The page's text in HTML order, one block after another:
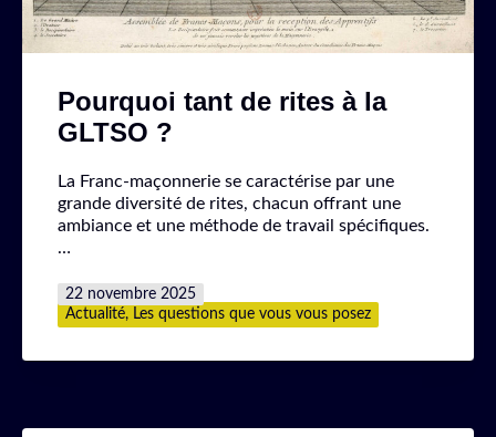
Pourquoi tant de rites à la
GLTSO ?
La Franc-maçonnerie se caractérise par une
grande diversité de rites, chacun offrant une
ambiance et une méthode de travail spécifiques.
…
Publié
le
22 novembre 2025
Catégorisé
Actualité, Les questions que vous vous posez